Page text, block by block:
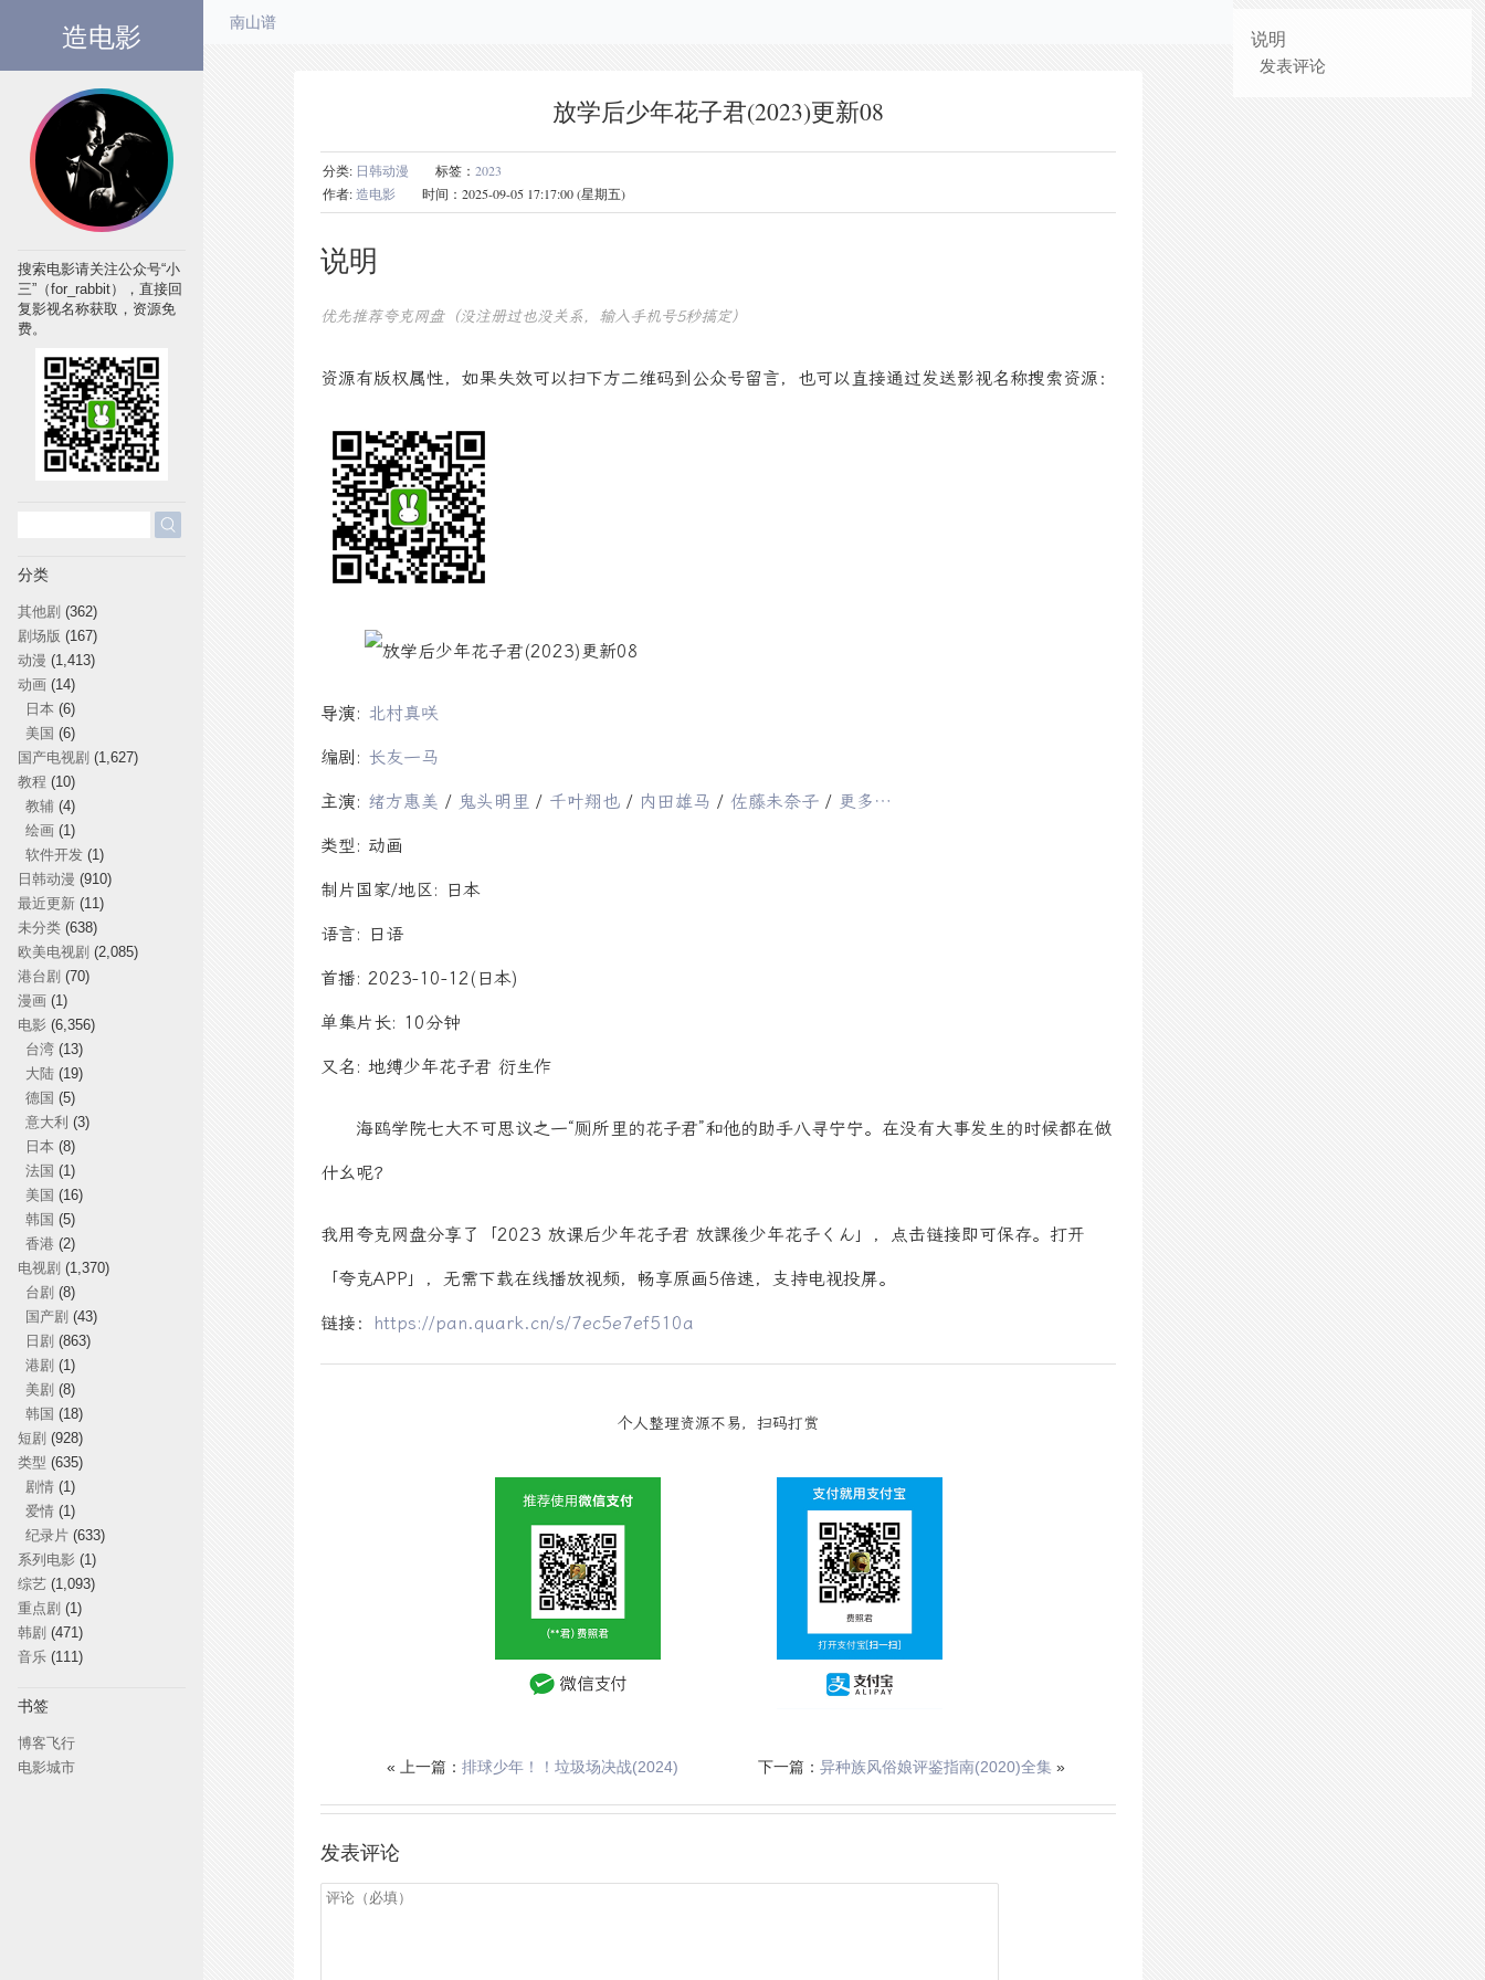
造电影 南山谱
放学后少年花子君(2023)更新08
分类: 日韩动漫 标签：2023
作者:造电影 时间：2025-09-05 17:17:00 (星期五)
说明
优先推荐夸克网盘（没注册过也没关系，输入手机号5秒搞定）
资源有版权属性，如果失效可以扫下方二维码到公众号留言，也可以直接通过发送影视名称搜索资源：
导演: 北村真咲
编剧: 长友一马
主演: 绪方惠美 / 鬼头明里 / 千叶翔也 / 内田雄马 / 佐藤未奈子 / 更多…
类型: 动画
制片国家/地区: 日本
语言: 日语
首播: 2023-10-12(日本)
单集片长: 10分钟
又名: 地缚少年花子君 衍生作
海鸥学院七大不可思议之一“厕所里的花子君”和他的助手八寻宁宁。在没有大事发生的时候都在做
什幺呢？
我用夸克网盘分享了「2023 放课后少年花子君 放課後少年花子くん」，点击链接即可保存。打开
「夸克APP」，无需下载在线播放视频，畅享原画5倍速，支持电视投屏。
链接： https://pan.quark.cn/s/7ec5e7ef510a
个人整理资源不易，扫码打赏
« 上一篇： 排球少年！！垃圾场决战(2024) 下一篇： 异种族风俗娘评鉴指南(2020)全集 »
发表评论
搜索电影请关注公众号“小
三”（for_rabbit），直接回
复影视名称获取，资源免
费。
分类
其他剧 (362)
剧场版 (167)
动漫 (1,413)
动画 (14)
日本 (6)
美国 (6)
国产电视剧 (1,627)
教程 (10)
教辅(4)
绘画(1)
软件开发(1)
日韩动漫 (910)
最近更新 (11)
未分类 (638)
欧美电视剧 (2,085)
港台剧 (70)
漫画 (1)
电影 (6,356)
台湾(13)
大陆(19)
德国 (5)
意大利 (3)
日本 (8)
法国 (1)
美国 (16)
韩国 (5)
香港 (2)
电视剧 (1,370)
台剧 (8)
国产剧 (43)
日剧 (863)
港剧 (1)
美剧 (8)
韩国 (18)
短剧 (928)
类型 (635)
剧情(1)
爱情(1)
纪录片(633)
系列电影 (1)
综艺 (1,093)
重点剧 (1)
韩剧 (471)
音乐 (111)
书签
博客飞行
电影城市
说明
发表评论